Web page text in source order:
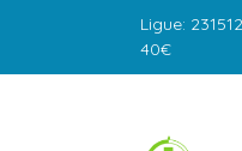
Ligue:
40€